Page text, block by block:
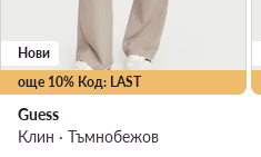
още 10% Код: LAST
Нови
Guess
Клин · Тъмнобежов